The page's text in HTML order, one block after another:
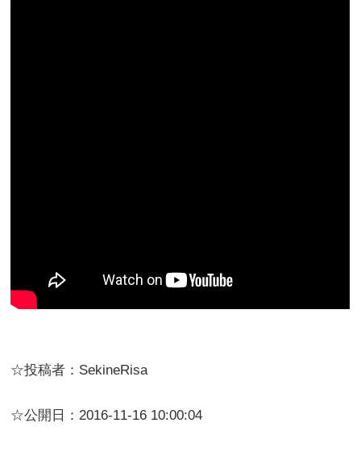
☆投稿者：SekineRisa
☆公開日：2016-11-16 10:00:04